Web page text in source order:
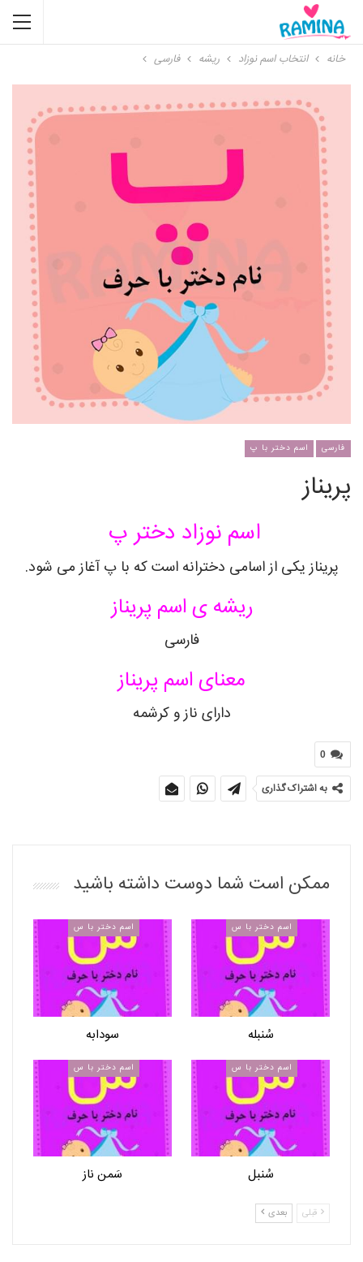
خانه انتخاب اسم نوزاد ریشه فارسی
فارسی اسم دختر با پ
پریناز
اسم نوزاد دختر پ
پریناز یکی از اسامی دخترانه است که با پ آغاز می شود.
ریشه ی اسم پریناز
فارسی
معنای اسم پریناز
دارای ناز و کرشمه
0
به اشتراک گذاری
ممکن است شما دوست داشته باشید
اسم دختر با س
سُنبله
اسم دختر با س
سودابه
اسم دختر با س
سُنبل
اسم دختر با س
سَمن ناز
قبلی بعدی